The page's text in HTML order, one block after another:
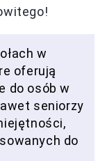
w
oferują
do osób w
seniorzy
do